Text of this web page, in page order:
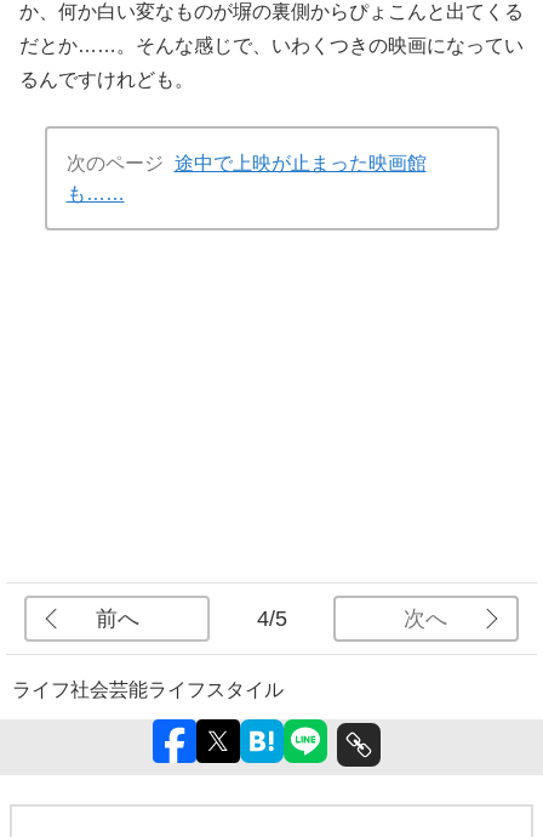
か、何か白い変なものが塀の裏側からぴょこんと出てくる
だとか……。そんな感じで、いわくつきの映画になってい
るんですけれども。
次のページ 途中で上映が止まった映画館
も……
前へ 4/5 次へ
ライフ社会芸能ライフスタイル